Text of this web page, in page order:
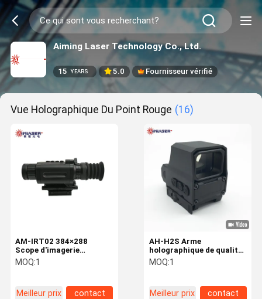
Aiming Laser Technology Co., Ltd.
15 YEARS 5.0 Fournisseur vérifié
Vue Holographique Du Point Rouge (16)
AM-IRT02 384×288
Scope d'imagerie
thermique infrarouge
avec télémètre laser WIFI
chasse monoculaire
MOQ:1
Meilleur prix contact
AH-H2S Arme
holographique de qualité
militaire Vue de nuit
Compatible avec 1200G
MOQ:1
Meilleur prix contact